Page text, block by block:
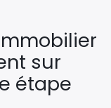
sur
étape